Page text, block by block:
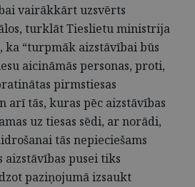
vairākkārt uzsvērts
turklāt Tieslietu ministrija
ka “turpmāk aizstāvībai būs
aicināmās personas, proti,
pirmstiesas
arī tās, kuras pēc aizstāvības
uz tiesas sēdi, ar norādi,
tās nepieciešams
pusei tiks
paziņojumā izsaukt